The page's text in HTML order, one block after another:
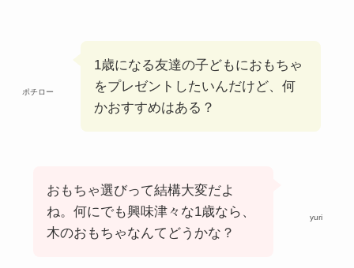
ポチロー
1歳になる友達の子どもにおもちゃ
をプレゼントしたいんだけど、何
かおすすめはある？
yuri
おもちゃ選びって結構大変だよ
ね。何にでも興味津々な1歳なら、
木のおもちゃなんてどうかな？